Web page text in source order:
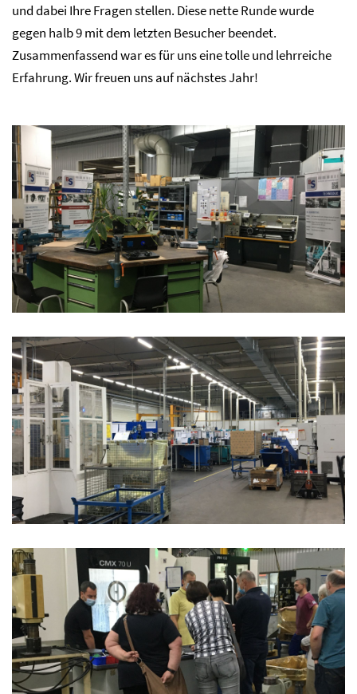
und dabei Ihre Fragen stellen. Diese nette Runde wurde
gegen halb 9 mit dem letzten Besucher beendet.
Zusammenfassend war es für uns eine tolle und lehrreiche
Erfahrung. Wir freuen uns auf nächstes Jahr!